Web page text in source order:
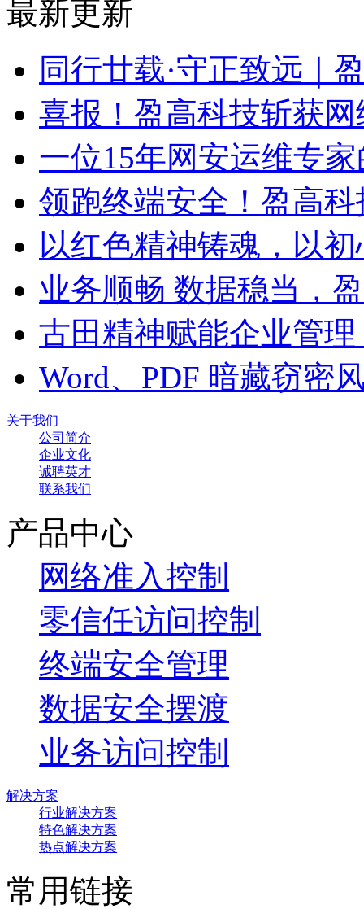
最新更新
同行廿载·守正致远｜
喜报！盈高科技斩获
一位15年网安运维专
领跑终端安全！盈高
以红色精神铸魂，以
业务顺畅 数据稳当，
古田精神赋能企业管
Word、PDF 暗藏窃密
关于我们
公司简介
企业文化
诚聘英才
联系我们
产品中心
网络准入控制
零信任访问控制
终端安全管理
数据安全摆渡
业务访问控制
解决方案
行业解决方案
特色解决方案
热点解决方案
常用链接